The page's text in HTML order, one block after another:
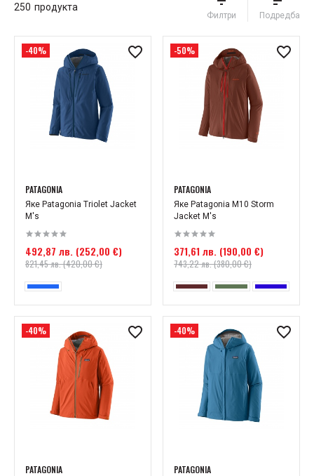
250 продукта
Филтри Подредба
-40%
PATAGONIA
Яке Patagonia Triolet Jacket
M's
492,87 лв. (252,00 €)
821,45 лв. (420,00 €)
-50%
PATAGONIA
Яке Patagonia M10 Storm
Jacket M's
371,61 лв. (190,00 €)
743,22 лв. (380,00 €)
-40%
PATAGONIA
-40%
PATAGONIA